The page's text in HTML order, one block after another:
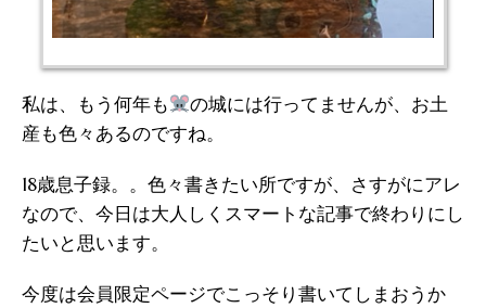
私は、もう何年も
の城には行ってませんが、お土
産も色々あるのですね。
18歳息子録。。色々書きたい所ですが、さすがにアレ
なので、今日は大人しくスマートな記事で終わりにし
たいと思います。
今度は会員限定ページでこっそり書いてしまおうか